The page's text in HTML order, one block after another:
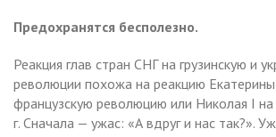
Предохранятся бесполезно.
Реакция глав стран СНГ на грузинскую и
революции похожа на реакцию
французскую революцию или Николая I
г. Сначала — ужас: «А вдруг и нас так?».